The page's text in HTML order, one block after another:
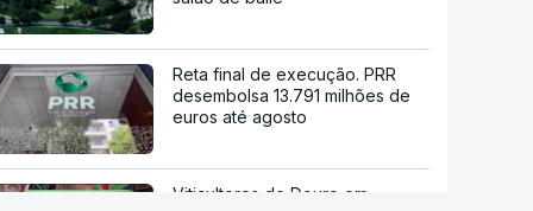
Reta final de execução. PRR
desembolsa 13.791 milhões de
euros até agosto
Viticultores do Douro em